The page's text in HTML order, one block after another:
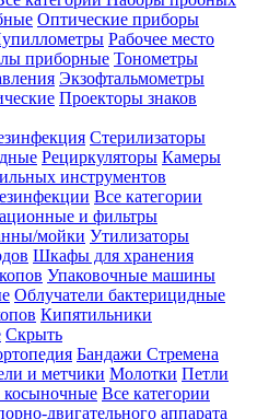
Оптические приборы
Рабочее место
приборные Тонометры
Экзофтальмометры
Проекторы знаков
Стерилизаторы
Рециркуляторы Камеры
инструментов
Все категории
и фильтры
мойки Утилизаторы
Шкафы для хранения
Упаковочные машины
Облучатели бактерицидные
Кипятильники
Скрыть
Бандажи Стремена
и метчики Молотки Петли
косыночные Все категории
двигательного аппарата